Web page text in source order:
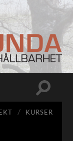
Slå
KURSER